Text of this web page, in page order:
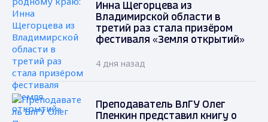
Инна Щегорцева из
Владимирской области в
третий раз стала призёром
фестиваля «Земля открытий»
4 дня назад
Преподаватель ВлГУ Олег
Пленкин представил книгу о